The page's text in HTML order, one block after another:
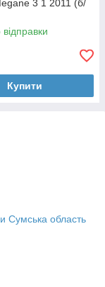
3 1 2011 (б/
Купити
Сумська область